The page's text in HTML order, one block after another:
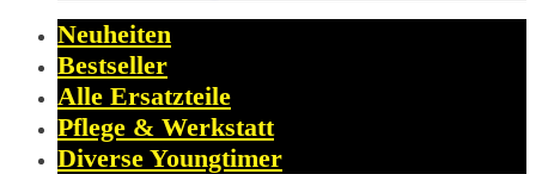
Neuheiten
Bestseller
Alle Ersatzteile
Pflege & Werkstatt
Diverse Youngtimer